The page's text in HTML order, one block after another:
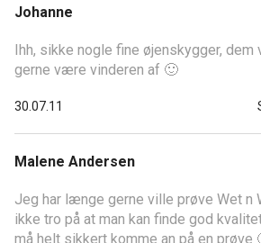
Johanne
Ihh, sikke nogle fine øjenskygger, dem
gerne være vinderen af 🙂
30.07.11
Malene Andersen
Jeg har længe gerne ville prøve Wet n
ikke tro på at man kan finde god
må helt sikkert komme an på en prøve